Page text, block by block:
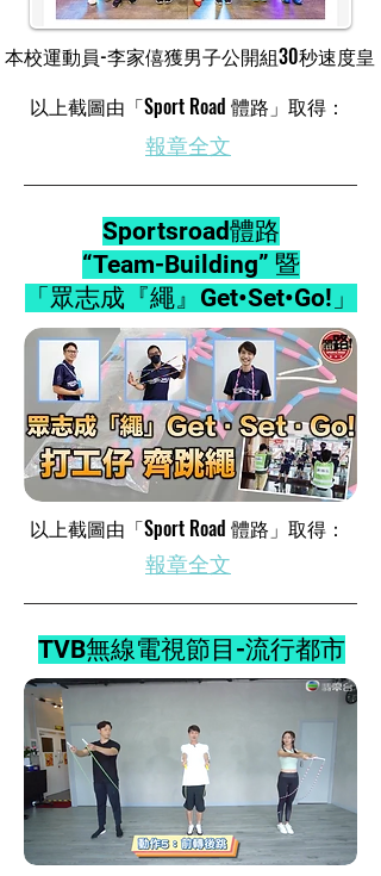
本校運動員-李家僖獲男子公開組30秒速度皇
​以上截圖由「Sport Road 體路」取得：
​報章全文
Sportsroad體路
“Team-Building” 暨
「眾志成『繩』Get•Set•Go!」
​以上截圖由「Sport Road 體路」取得：
​報章全文
TVB無線電視節目-流行都市